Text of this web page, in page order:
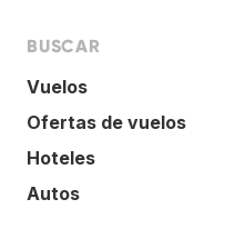
BUSCAR
Vuelos
Ofertas de vuelos
Hoteles
Autos